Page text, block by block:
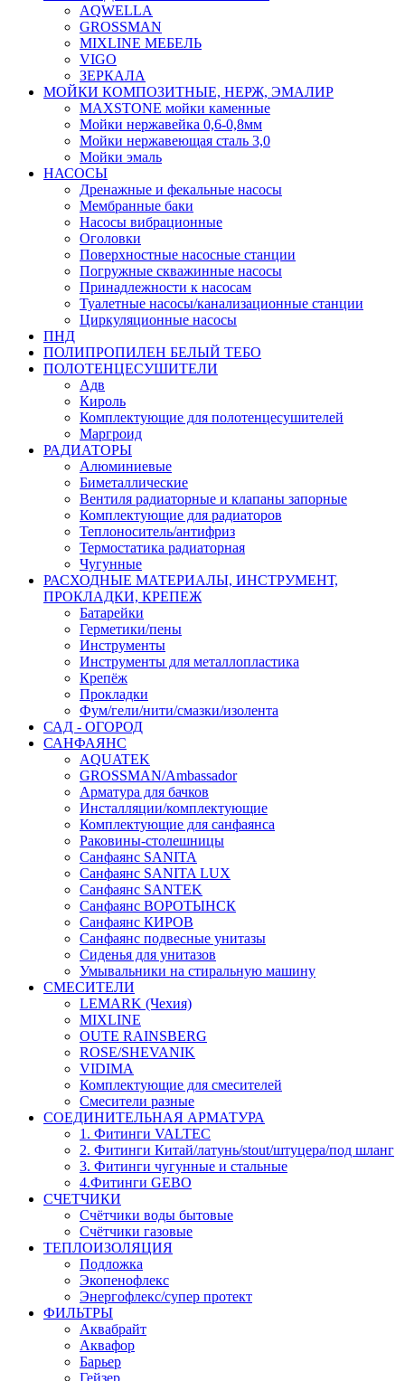
AQWELLA
GROSSMAN
MIXLINE МЕБЕЛЬ
VIGO
ЗЕРКАЛА
МОЙКИ КОМПОЗИТНЫЕ, НЕРЖ, ЭМАЛИР
MAXSTONE мойки каменные
Мойки нержавейка 0,6-0,8мм
Мойки нержавеющая сталь 3,0
Мойки эмаль
НАСОСЫ
Дренажные и фекальные насосы
Мембранные баки
Насосы вибрационные
Оголовки
Поверхностные насосные станции
Погружные скважинные насосы
Принадлежности к насосам
Туалетные насосы/канализационные станции
Циркуляционные насосы
ПНД
ПОЛИПРОПИЛЕН БЕЛЫЙ ТЕБО
ПОЛОТЕНЦЕСУШИТЕЛИ
Адв
Кироль
Комплектующие для полотенцесушителей
Маргроид
РАДИАТОРЫ
Алюминиевые
Биметаллические
Вентиля радиаторные и клапаны запорные
Комплектующие для радиаторов
Теплоноситель/антифриз
Термостатика радиаторная
Чугунные
РАСХОДНЫЕ МАТЕРИАЛЫ, ИНСТРУМЕНТ,
ПРОКЛАДКИ, КРЕПЕЖ
Батарейки
Герметики/пены
Инструменты
Инструменты для металлопластика
Крепёж
Прокладки
Фум/гели/нити/смазки/изолента
САД - ОГОРОД
САНФАЯНС
AQUATEK
GROSSMAN/Ambassador
Арматура для бачков
Инсталляции/комплектующие
Комплектующие для санфаянса
Раковины-столешницы
Санфаянс SANITA
Санфаянс SANITA LUX
Санфаянс SANTEK
Санфаянс ВОРОТЫНСК
Санфаянс КИРОВ
Санфаянс подвесные унитазы
Сиденья для унитазов
Умывальники на стиральную машину
СМЕСИТЕЛИ
LEMARK (Чехия)
MIXLINE
OUTE RAINSBERG
ROSE/SHEVANIK
VIDIMA
Комплектующие для смесителей
Смесители разные
СОЕДИНИТЕЛЬНАЯ АРМАТУРА
1. Фитинги VALTEC
2. Фитинги Китай/латунь/stout/штуцера/под шланг
3. Фитинги чугунные и стальные
4.Фитинги GEBO
СЧЕТЧИКИ
Счётчики воды бытовые
Счётчики газовые
ТЕПЛОИЗОЛЯЦИЯ
Подложка
Экопенофлекс
Энергофлекс/супер протект
ФИЛЬТРЫ
Аквабрайт
Аквафор
Барьер
Гейзер